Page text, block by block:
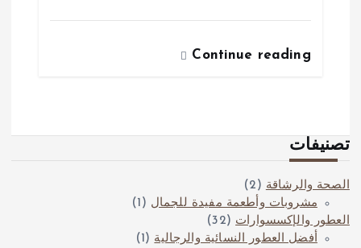
Continue reading
تصنيفات
الصحة والرشاقة (2)
مشروبات وأطعمة مفيدة للجمال (1)
العطور والإكسسوارات (32)
أفضل العطور النسائية والرجالية (1)